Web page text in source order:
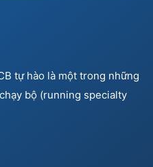
tự hào là một trong những
bộ (running specialty